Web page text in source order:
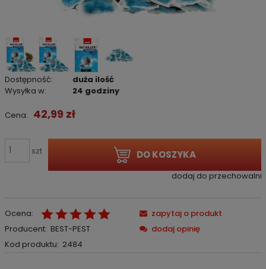
Dostępność:
duża ilość
Wysyłka w:
24 godziny
Cena: 42,99 zł
szt DO KOSZYKA
dodaj do przechowalni
Ocena:
Producent: BEST-PEST
Kod produktu: 2484
zapytaj o produkt
dodaj opinię